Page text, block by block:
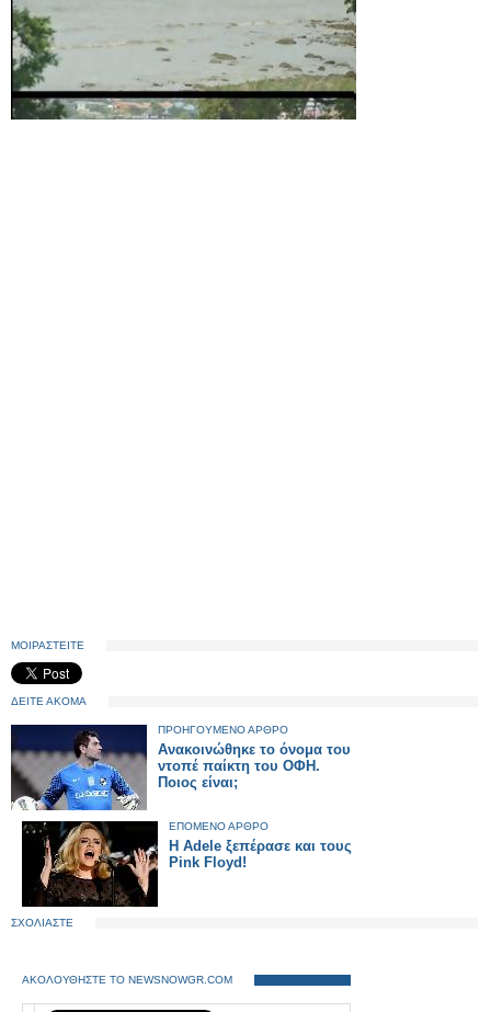
ΜΟΙΡΑΣΤΕΙΤΕ
ΔΕΙΤΕ ΑΚΟΜΑ
ΠΡΟΗΓΟΥΜΕΝΟ ΑΡΘΡΟ
Ανακοινώθηκε το όνομα του
ντοπέ παίκτη του ΟΦΗ.
Ποιος είναι;
ΕΠΟΜΕΝΟ ΑΡΘΡΟ
Η Adele ξεπέρασε και τους
Pink Floyd!
ΣΧΟΛΙΑΣΤΕ
ΑΚΟΛΟΥΘΗΣΤΕ ΤΟ NEWSNOWGR.COM